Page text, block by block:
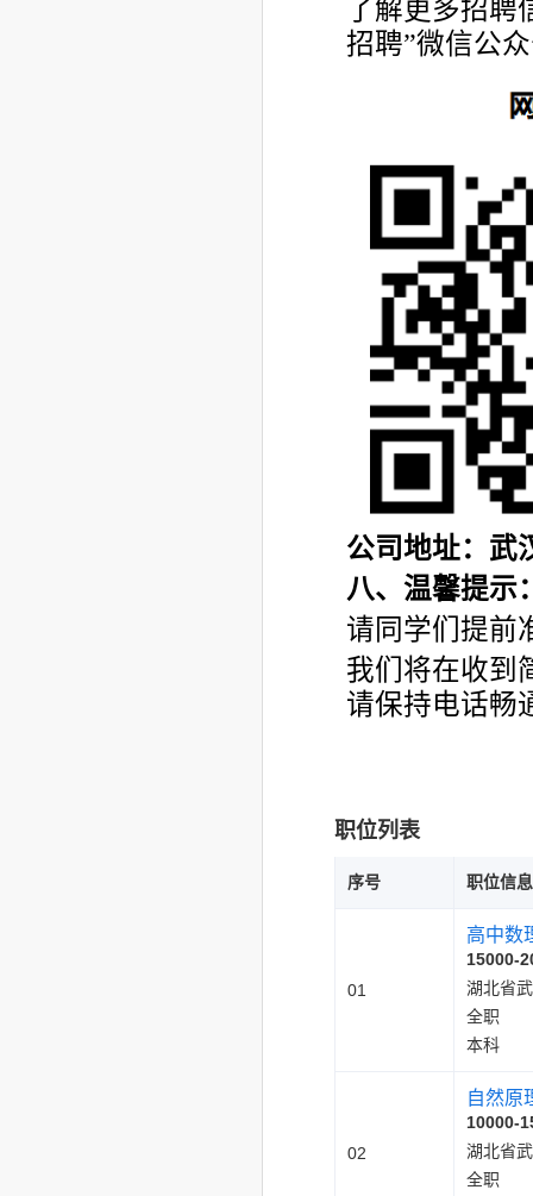
了解更多招
招聘”微信公
公司地址：武
八、温馨提示
请同学们提前
我们将在收到
请保持电话畅
职位列表
序号 职位信息
01
高中数
15000-
湖北省
全职
本科
02
自然原
10000-
湖北省
全职